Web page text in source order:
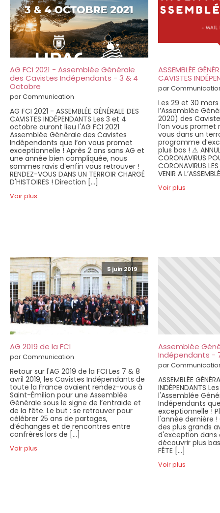
AG FCI 2021 - Assemblée Générale
des Cavistes Indépendants - 3 & 4
Octobre
par Communication
AG FCI 2021 - ASSEMBLÉE GÉNÉRALE DES
CAVISTES INDÉPENDANTS Les 3 et 4
octobre auront lieu l'AG FCI 2021
Assemblée Générale des Cavistes
Indépendants que l’on vous promet
exceptionnelle ! Après 2 ans sans AG et
une année bien compliquée, nous
sommes ravis d’enfin vous retrouver !
RENDEZ-VOUS DANS UN TERROIR CHARGÉ
D'HISTOIRES ! Direction […]
Voir plus
ASSEMBLÉE
CAVISTES
par
Les 29 et 30
l’Assemblée
2020) des
l’on vous
vous dans un
programme
plus bas ! ⚠
CORONAVIRUS
CORONAVIRUS
VENIR A
Voir plus
5 juin 2019
AG 2019 de la FCI
par Communication
Retour sur l'AG 2019 de la FCI Les 7 & 8
avril 2019, les Cavistes Indépendants de
toute la France avaient rendez-vous à
Saint-Émilion pour une Assemblée
Générale sous le signe de l’entraide et
de la fête. Le but : se retrouver pour
célébrer 25 ans de partages,
d’échanges et de rencontres entre
confrères lors de […]
Voir plus
Assemblée
Indépendants -
par
ASSEMBLÉE
INDÉPENDANTS
l'Assemblée
Indépendants
exceptionnelle !
l'année dernière
des plus grands
d'exception dans
découvrir plus bas
FÊTE […]
Voir plus